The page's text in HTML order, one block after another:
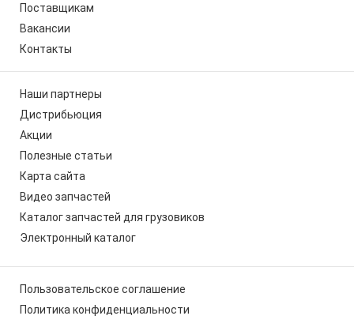
Поставщикам
Вакансии
Контакты
Наши партнеры
Дистрибьюция
Акции
Полезные статьи
Карта сайта
Видео запчастей
Каталог запчастей для грузовиков
Электронный каталог
Пользовательское соглашение
Политика конфиденциальности